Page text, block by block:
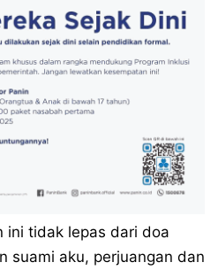
ini tidak lepas dari doa
suami aku, perjuangan dan